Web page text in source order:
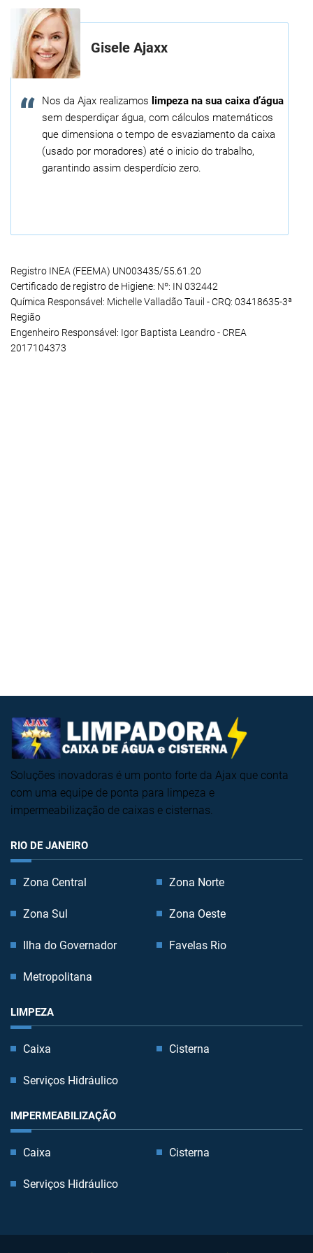
Gisele Ajaxx
Nos da Ajax realizamos limpeza na sua caixa d’água
sem desperdiçar água, com cálculos matemáticos
que dimensiona o tempo de esvaziamento da caixa
(usado por moradores) até o inicio do trabalho,
garantindo assim desperdício zero.
Registro INEA (FEEMA) UN003435/55.61.20
Certificado de registro de Higiene: Nº: IN 032442
Química Responsável: Michelle Valladão Tauil - CRQ: 03418635-3ª
Região
Engenheiro Responsável: Igor Baptista Leandro - CREA
2017104373
Soluções inovadoras é um ponto forte da Ajax que conta
com uma equipe de ponta para limpeza e
impermeabilização de caixas e cisternas.
RIO DE JANEIRO
Zona Central Zona Norte
Zona Sul Zona Oeste
Ilha do Governador Favelas Rio
Metropolitana
LIMPEZA
Caixa Cisterna
Serviços Hidráulico
IMPERMEABILIZAÇÃO
Caixa Cisterna
Serviços Hidráulico